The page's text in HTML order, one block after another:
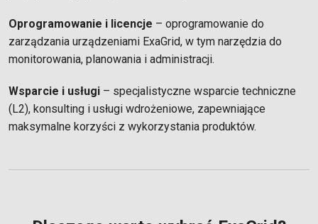
Oprogramowanie i licencje – oprogramowanie do
zarządzania urządzeniami ExaGrid, w tym narzędzia do
monitorowania, planowania i administracji.
Wsparcie i usługi – specjalistyczne wsparcie techniczne
(L2), konsulting i usługi wdrożeniowe, zapewniające
maksymalne korzyści z wykorzystania produktów.